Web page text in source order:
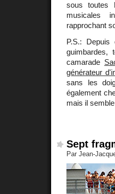
sous toutes
musicales
rapprochant
P.S.:
guimbardes,
camarade
générateur
sans les
également
mais il
Sept
Par Jean-